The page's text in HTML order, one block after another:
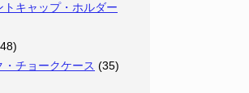
キャップ・ホルダー
チョークケース (35)